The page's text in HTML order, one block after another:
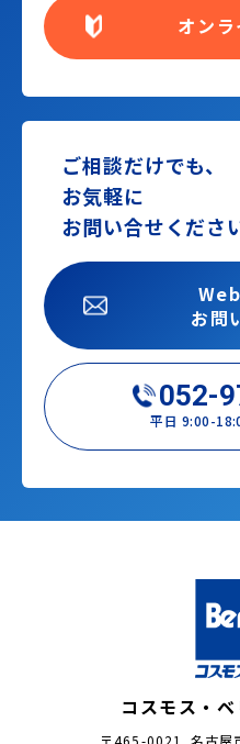
オン
ご相談だけでも、
お気軽に
お問い合せくださ
052-
平日 9:00-
お問
コスモス・
〒465-0021 名古屋